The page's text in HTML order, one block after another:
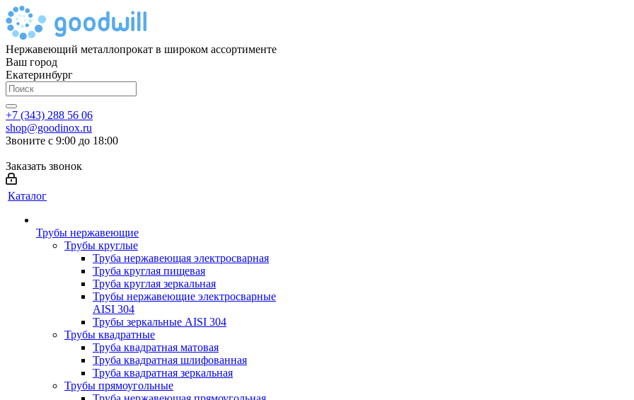
Нержавеющий металлопрокат в широком ассортименте
Ваш город
Екатеринбург
+7 (343) 288 56 06
shop@goodinox.ru
Звоните с 9:00 до 18:00
Заказать звонок
Каталог
Трубы нержавеющие
Трубы круглые
Труба нержавеющая электросварная
Труба круглая пищевая
Труба круглая зеркальная
Трубы нержавеющие электросварные
AISI 304
Трубы зеркальные AISI 304
Трубы квадратные
Труба квадратная матовая
Труба квадратная шлифованная
Труба квадратная зеркальная
Трубы прямоугольные